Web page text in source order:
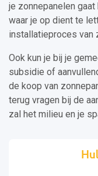
je zonnepanelen
waar je op dient te
installatieproces van
Ook kun je bij je
subsidie of
de koop van
terug vragen bij de
zal het milieu en je